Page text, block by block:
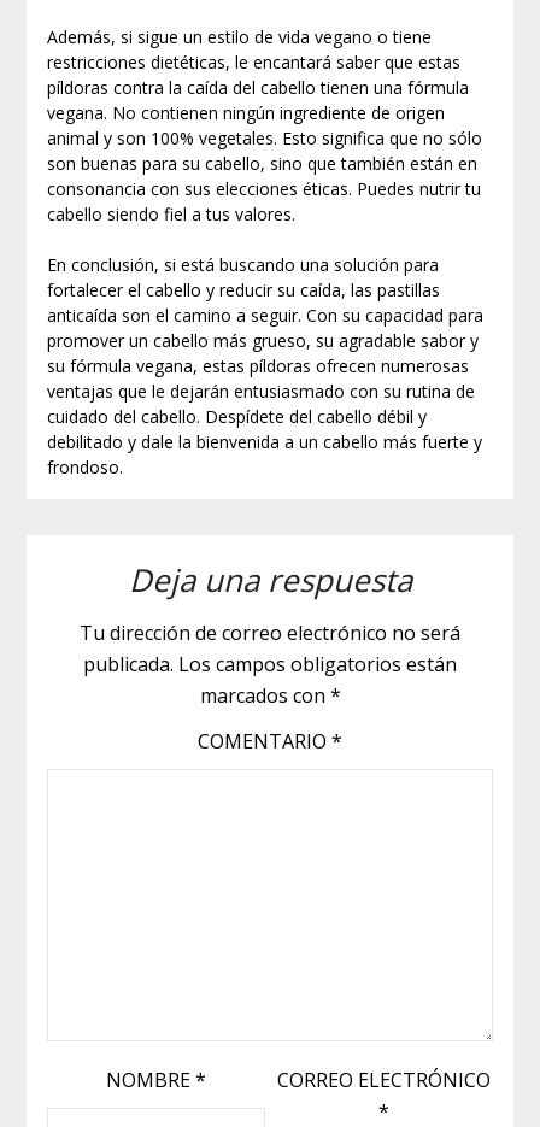
Además, si sigue un estilo de vida vegano o tiene
restricciones dietéticas, le encantará saber que estas
píldoras contra la caída del cabello tienen una fórmula
vegana. No contienen ningún ingrediente de origen
animal y son 100% vegetales. Esto significa que no sólo
son buenas para su cabello, sino que también están en
consonancia con sus elecciones éticas. Puedes nutrir tu
cabello siendo fiel a tus valores.
En conclusión, si está buscando una solución para
fortalecer el cabello y reducir su caída, las pastillas
anticaída son el camino a seguir. Con su capacidad para
promover un cabello más grueso, su agradable sabor y
su fórmula vegana, estas píldoras ofrecen numerosas
ventajas que le dejarán entusiasmado con su rutina de
cuidado del cabello. Despídete del cabello débil y
debilitado y dale la bienvenida a un cabello más fuerte y
frondoso.
Deja una respuesta
Tu dirección de correo electrónico no será
publicada. Los campos obligatorios están
marcados con *
COMENTARIO *
NOMBRE*
CORREO ELECTRÓNICO
*